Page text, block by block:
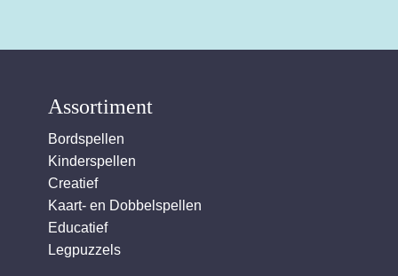
Assortiment
Bordspellen
Kinderspellen
Creatief
Kaart- en Dobbelspellen
Educatief
Legpuzzels